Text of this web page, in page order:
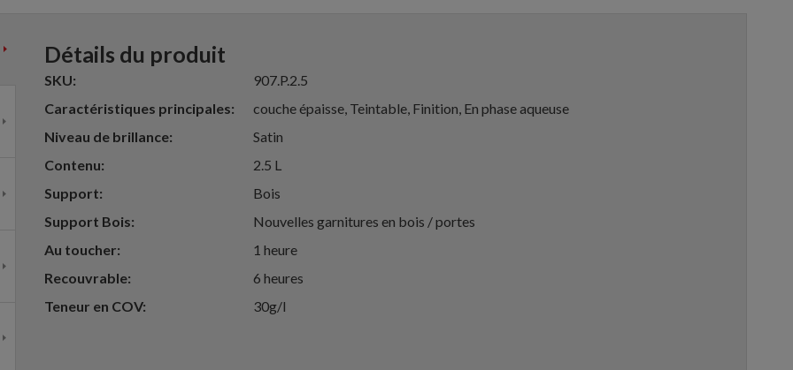
Détails du produit
SKU
907.P.2.5
Caractéristiques principales
couche épaisse, Teintable, Finition, En phase aqueuse
Niveau de brillance
Satin
Contenu
2.5 L
Support
Bois
Support Bois
Nouvelles garnitures en bois / portes
Au toucher
1 heure
Recouvrable
6 heures
Teneur en COV
30g/l